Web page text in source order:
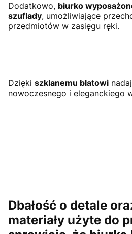
Dodatkowo, biurko
szuflady, umożliwiające
przedmiotów w zasięgu ręki.
Dzięki szklanemu blatowi
nowoczesnego i eleganckiego
Dbałość o detale
materiały użyte do